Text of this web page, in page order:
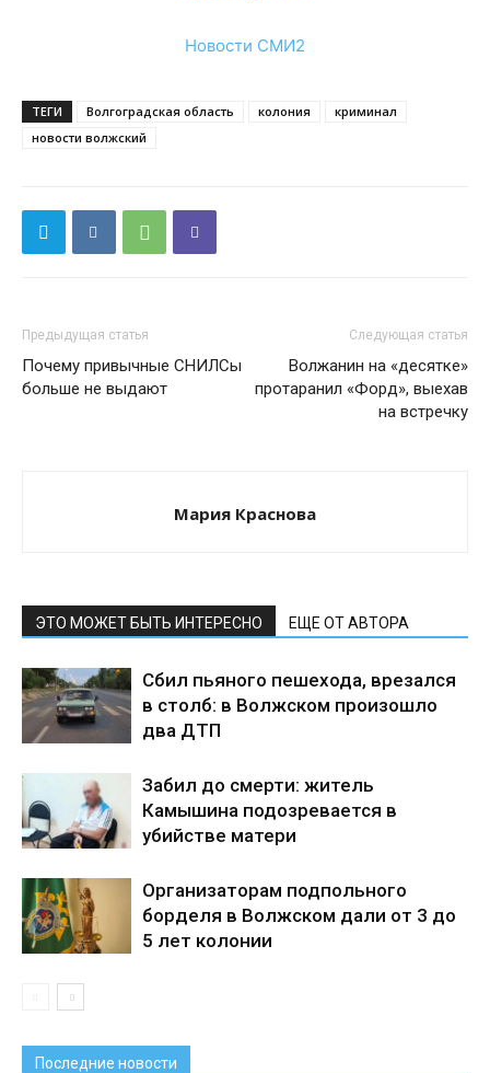
Новости СМИ2
ТЕГИ Волгоградская область колония
криминал
новости волжский
Предыдущая статья
Почему привычные СНИЛСы
больше не выдают
Следующая статья
Волжанин на «десятке»
протаранил «Форд», выехав
на встречку
Мария Краснова
ЭТО МОЖЕТ БЫТЬ ИНТЕРЕСНО ЕЩЕ ОТ АВТОРА
Сбил пьяного пешехода, врезался
в столб: в Волжском произошло
два ДТП
Забил до смерти: житель
Камышина подозревается в
убийстве матери
Организаторам подпольного
борделя в Волжском дали от 3 до
5 лет колонии
Последние новости